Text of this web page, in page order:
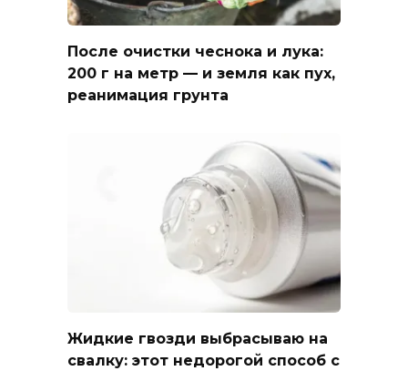
После очистки чеснока и лука:
200 г на метр — и земля как пух,
реанимация грунта
Жидкие гвозди выбрасываю на
свалку: этот недорогой способ с